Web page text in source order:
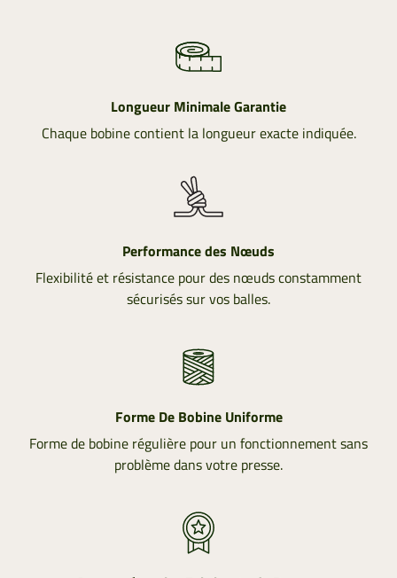
Longueur Minimale Garantie
Chaque bobine contient la longueur exacte indiquée.
Performance des Nœuds
Flexibilité et résistance pour des nœuds constamment
sécurisés sur vos balles.
Forme De Bobine Uniforme
Forme de bobine régulière pour un fonctionnement sans
problème dans votre presse.